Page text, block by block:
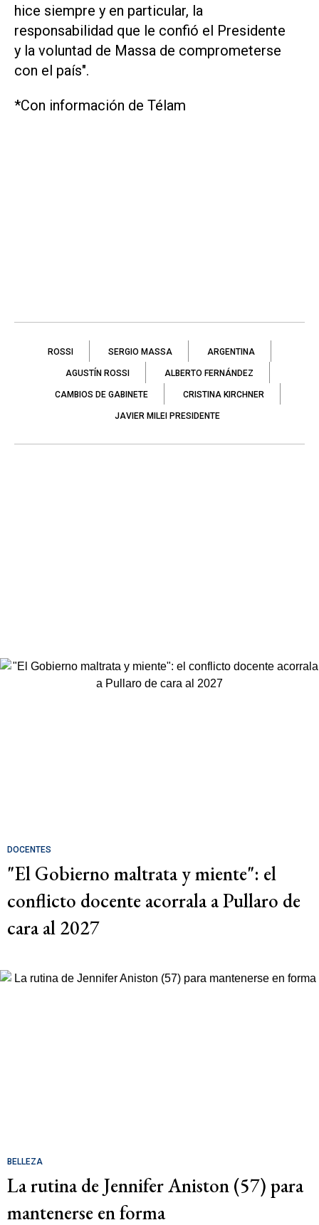
hice siempre y en particular, la
responsabilidad que le confió el Presidente
y la voluntad de Massa de comprometerse
con el país".
*Con información de Télam
ROSSI SERGIO MASSA ARGENTINA
AGUSTÍN ROSSI ALBERTO FERNÁNDEZ
CAMBIOS DE GABINETE CRISTINA KIRCHNER
JAVIER MILEI PRESIDENTE
DOCENTES
"El Gobierno maltrata y miente": el
conflicto docente acorrala a Pullaro de
cara al 2027
BELLEZA
La rutina de Jennifer Aniston (57) para
mantenerse en forma